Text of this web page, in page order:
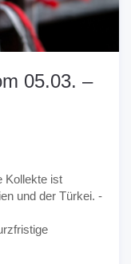
05.03. –
Kollekte ist
und der Türkei. -